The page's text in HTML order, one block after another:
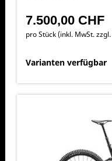
7.500,00 CHF
pro Stück (inkl. MwSt. zzgl.
Varianten verfügbar